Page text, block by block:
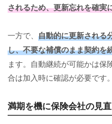
されるため、更新忘れを確実
一方で、 自動的に更新される
し、不要な補償のまま契約を
ます。自動継続が可能かは保
合は加入時に確認が必要です。
満期を機に保険会社の見